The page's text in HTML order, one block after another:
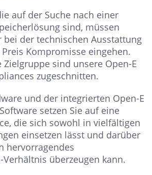
auf der Suche nach einer
sind, müssen
bei der technischen Ausstattung
Kompromisse eingehen.
Zielgruppe sind unsere Open-E
zugeschnitten.
und der integrierten Open-E
setzen Sie auf eine
die sich sowohl in vielfältigen
einsetzen lässt und darüber
hervorragendes
Verhältnis überzeugen kann.